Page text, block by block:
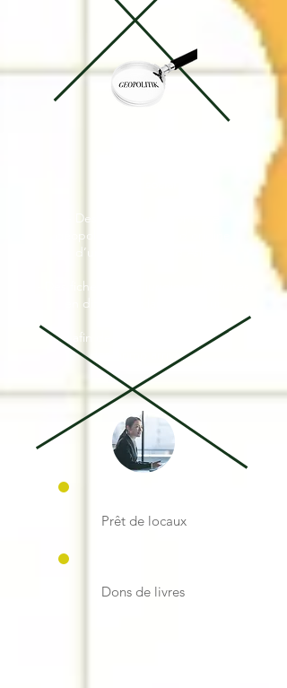
- Des notes sur le contexte
géopo
d’un deman
- Des fiches d’aide juridique traduites
différentes langues pour
afin de faciliter l’insertion
des primo
arrivants
Prêt de locaux
Dons de livres